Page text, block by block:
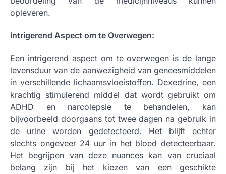
opleveren.
Intrigerend Aspect om te Overwegen:
Een intrigerend aspect om te overwegen is de lange
levensduur van de aanwezigheid van geneesmiddelen
in verschillende lichaamsvloeistoffen. Dexedrine, een
krachtig stimulerend middel dat wordt gebruikt om
ADHD en narcolepsie te behandelen, kan
bijvoorbeeld doorgaans tot twee dagen na gebruik in
de urine worden gedetecteerd. Het blijft echter
slechts ongeveer 24 uur in het bloed detecteerbaar.
Het begrijpen van deze nuances kan van cruciaal
belang zijn bij het kiezen van een geschikte